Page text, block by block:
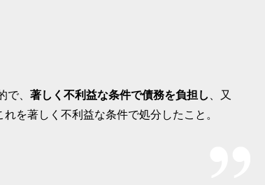
、 著しく不利益な条件で債務を負担し
、又
を著しく不利益な条件で処分したこと。